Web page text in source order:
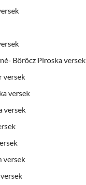
Böröcz Piroska versek
versek
versek
versek
versek